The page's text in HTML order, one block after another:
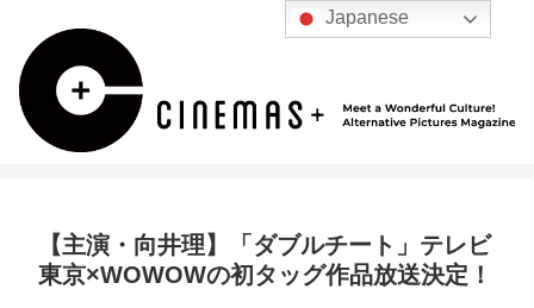
【主演・向井理】「ダブルチート」テレビ
東京×WOWOWの初タッグ作品放送決定！
Japanese